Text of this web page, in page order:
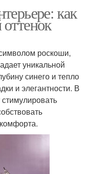
как
роскоши,
уникальной
синего и тепло
и элегантности. В